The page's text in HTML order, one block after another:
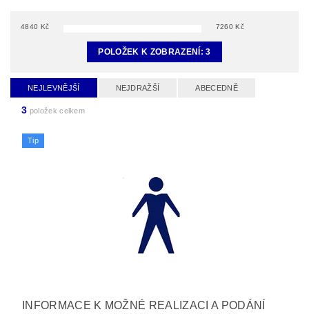
4840 Kč 7260 Kč
POLOŽEK K ZOBRAZENÍ:3
NEJLEVNĚJŠÍ NEJDRAŽŠÍ ABECEDNĚ
3 položek celkem
Tip
INFORMACE K MOŽNÉ REALIZACI A PODÁNÍ